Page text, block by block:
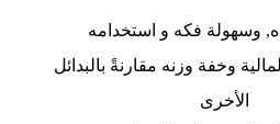
وسهولة فكه و استخدامه
وخفة وزنه مقارنةً بالبدائل
الأخرى